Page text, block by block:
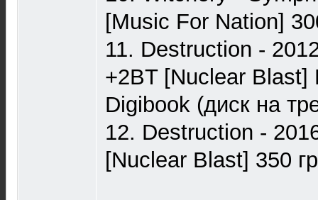
[Music For Nation]
11. Destruction -
+2BT [Nuclear Blast]
Digibook (диск на
12. Destruction -
[Nuclear Blast] 350